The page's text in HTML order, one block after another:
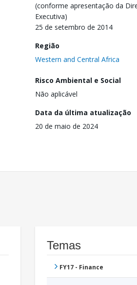
(conforme apresentação da
Executiva)
25 de setembro de 2014
Região
Western and Central Africa
Risco Ambiental e Social
Não aplicável
Data da última atualização
20 de maio de 2024
Temas
FY17 - Finance